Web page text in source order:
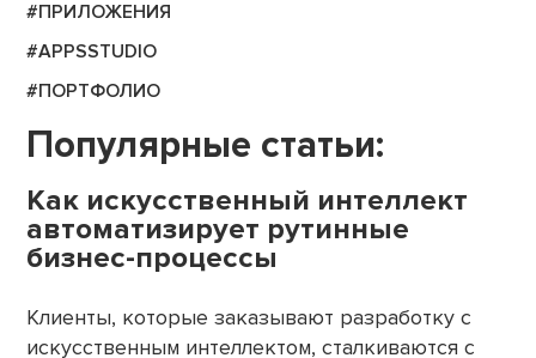
#ПРИЛОЖЕНИЯ
#APPSSTUDIO
#ПОРТФОЛИО
Популярные статьи:
Как искусственный интеллект
автоматизирует рутинные
бизнес-процессы
Клиенты, которые заказывают разработку с
искусственным интеллектом, сталкиваются с